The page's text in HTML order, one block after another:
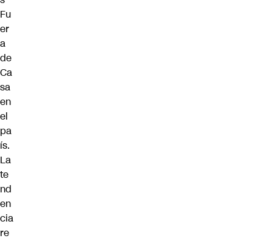
Fu
er
a
de
Ca
sa
en
el
pa
ís.
La
te
nd
en
cia
re